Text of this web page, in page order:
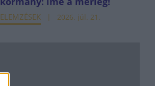
ELEMZÉSEK 2026. júl. 21.